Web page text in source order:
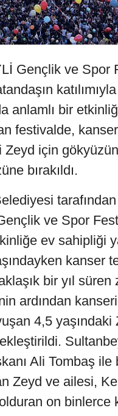
Gençlik ve Spor
anlamlı bir
festivalde,
Zeyd için
bırakıldı.
tarafından
ve Spor
ev sahipliği
kanser
bir yıl süren
ardından
4,5 yaşındaki
Ali Tombaş ile
Zeyd ve ailesi,
on binlerce